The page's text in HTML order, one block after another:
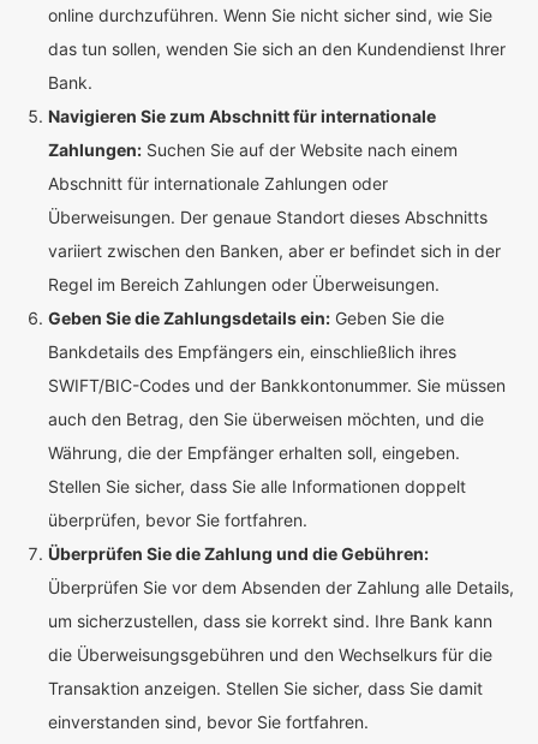
online durchzuführen. Wenn Sie nicht sicher sind, wie Sie
das tun sollen, wenden Sie sich an den Kundendienst Ihrer
Bank.
Navigieren Sie zum Abschnitt für internationale
Zahlungen: Suchen Sie auf der Website nach einem
Abschnitt für internationale Zahlungen oder
Überweisungen. Der genaue Standort dieses Abschnitts
variiert zwischen den Banken, aber er befindet sich in der
Regel im Bereich Zahlungen oder Überweisungen.
Geben Sie die Zahlungsdetails ein: Geben Sie die
Bankdetails des Empfängers ein, einschließlich ihres
SWIFT/BIC-Codes und der Bankkontonummer. Sie müssen
auch den Betrag, den Sie überweisen möchten, und die
Währung, die der Empfänger erhalten soll, eingeben.
Stellen Sie sicher, dass Sie alle Informationen doppelt
überprüfen, bevor Sie fortfahren.
Überprüfen Sie die Zahlung und die Gebühren:
Überprüfen Sie vor dem Absenden der Zahlung alle Details,
um sicherzustellen, dass sie korrekt sind. Ihre Bank kann
die Überweisungsgebühren und den Wechselkurs für die
Transaktion anzeigen. Stellen Sie sicher, dass Sie damit
einverstanden sind, bevor Sie fortfahren.